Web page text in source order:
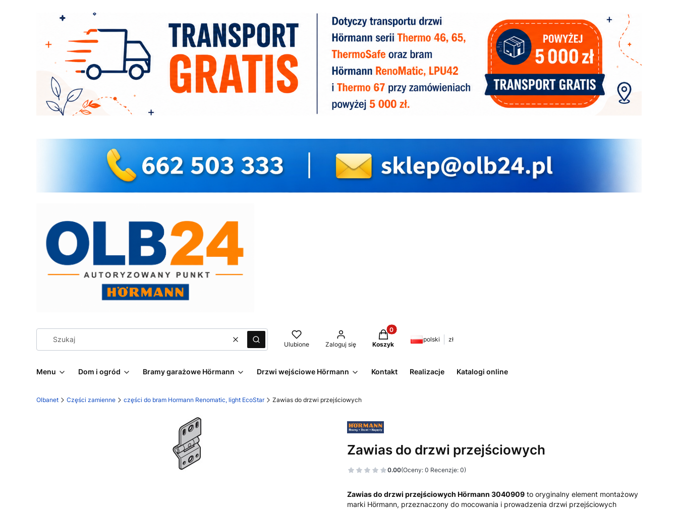
WyczyśćSzukaj Ulubione Zaloguj się
Produkty w koszyku: 0. Zobacz szczegóły
Koszyk
polski zł
Menu Dom i ogród Bramy garażowe Hörmann Drzwi wejściowe Hörmann Kontakt Realizacje Katalogi online
Olbanet Części zamienne części do bram Hormann Renomatic, light EcoStar Zawias do drzwi przejściowych
Zawias do drzwi przejściowych
0.00(Oceny: 0 Recenzje: 0)
Zawias do drzwi przejściowych Hörmann 3040909 to oryginalny element montażowy
marki Hörmann, przeznaczony do mocowania i prowadzenia drzwi przejściowych